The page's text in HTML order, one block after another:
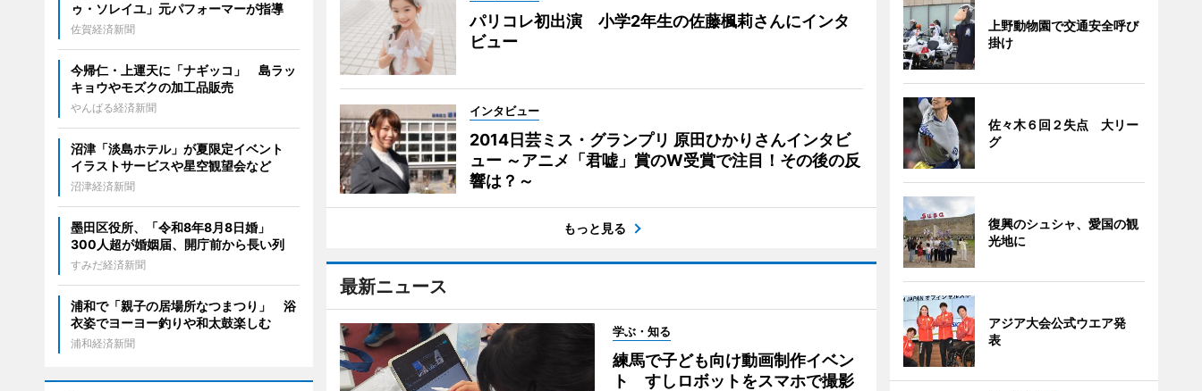
パリコレ初出演 小学2年生の佐藤楓莉さんにインタ
ビュー
インタビュー
2014日芸ミス・グランプリ 原田ひかりさんインタビ
ュー ～アニメ「君嘘」賞のW受賞で注目！その後の反
響は？～
もっと見る
最新ニュース
学ぶ・知る
練馬で子ども向け動画制作イベン
ト すしロボットをスマホで撮影
ゥ・ソレイユ」元パフォーマーが指導
佐賀経済新聞
今帰仁・上運天に「ナギッコ」 島ラッ
キョウやモズクの加工品販売
やんばる経済新聞
沼津「淡島ホテル」が夏限定イベント
イラストサービスや星空観望会など
沼津経済新聞
墨田区役所、「令和8年8月8日婚」
300人超が婚姻届、開庁前から長い列
すみだ経済新聞
浦和で「親子の居場所なつまつり」 浴
衣姿でヨーヨー釣りや和太鼓楽しむ
浦和経済新聞
上野動物園で交通安全呼び
掛け
佐々木６回２失点 大リー
グ
復興のシュシャ、愛国の観
光地に
アジア大会公式ウエア発
表